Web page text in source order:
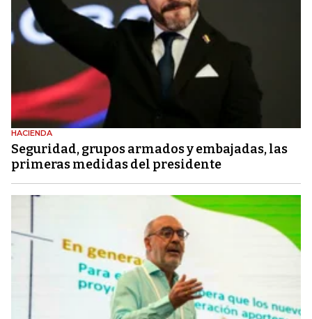
HACIENDA
Seguridad, grupos armados y embajadas, las
primeras medidas del presidente